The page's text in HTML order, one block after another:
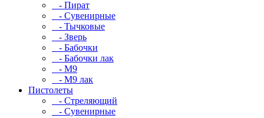
- Пират
- Сувенирные
- Тычковые
- Зверь
- Бабочки
- Бабочки лак
- М9
- M9 лак
Пистолеты
- Стреляющий
- Сувенирные